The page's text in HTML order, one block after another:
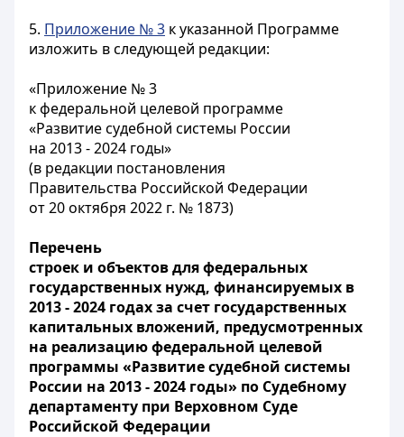
5. Приложение № 3 к указанной Программе
изложить в следующей редакции:
«Приложение № 3
к федеральной целевой программе
«Развитие судебной системы России
на 2013 - 2024 годы»
(в редакции постановления
Правительства Российской Федерации
от 20 октября 2022 г. № 1873)
Перечень
строек и объектов для федеральных
государственных нужд, финансируемых в
2013 - 2024 годах за счет государственных
капитальных вложений, предусмотренных
на реализацию федеральной целевой
программы «Развитие судебной системы
России на 2013 - 2024 годы» по Судебному
департаменту при Верховном Суде
Российской Федерации